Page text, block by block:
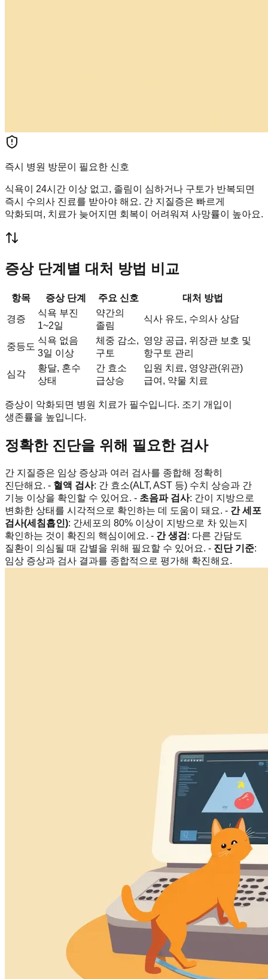
즉시 병원 방문이 필요한 신호
식욕이 24시간 이상 없고, 졸림이 심하거나 구토가 반복되면
즉시 수의사 진료를 받아야 해요. 간 지질증은 빠르게
악화되며, 치료가 늦어지면 회복이 어려워져 사망률이 높아요.
증상 단계별 대처 방법 비교
항목 증상 단계 주요 신호 대처 방법
경증
식욕 부진
1~2일
약간의
졸림
식사 유도, 수의사 상담
중등도
식욕 없음
3일 이상
체중 감소,
구토
영양 공급, 위장관 보호 및
항구토 관리
심각
황달, 혼수
상태
간 효소
급상승
입원 치료, 영양관(위관)
급여, 약물 치료
증상이 악화되면 병원 치료가 필수입니다. 조기 개입이
생존률을 높입니다.
정확한 진단을 위해 필요한 검사
간 지질증은 임상 증상과 여러 검사를 종합해 정확히
진단해요. - 혈액 검사: 간 효소(ALT, AST 등) 수치 상승과 간
기능 이상을 확인할 수 있어요. - 초음파 검사: 간이 지방으로
변화한 상태를 시각적으로 확인하는 데 도움이 돼요. - 간 세포
검사(세침흡인): 간세포의 80% 이상이 지방으로 차 있는지
확인하는 것이 확진의 핵심이에요. - 간 생검 : 다른 간담도
질환이 의심될 때 감별을 위해 필요할 수 있어요. - 진단 기준:
임상 증상과 검사 결과를 종합적으로 평가해 확진해요.